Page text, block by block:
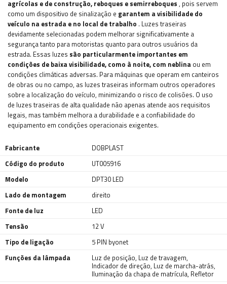
agrícolas e de construção, reboques e semirreboques , pois servem
como um dispositivo de sinalização e garantem a visibilidade do
veículo na estrada e no local de trabalho . Luzes traseiras
devidamente selecionadas podem melhorar significativamente a
segurança tanto para motoristas quanto para outros usuários da
estrada. Essas luzes são particularmente importantes em
condições de baixa visibilidade, como à noite, com neblina ou em
condições climáticas adversas. Para máquinas que operam em canteiros
de obras ou no campo, as luzes traseiras informam outros operadores
sobre a localização do veículo, minimizando o risco de colisões. O uso
de luzes traseiras de alta qualidade não apenas atende aos requisitos
legais, mas também melhora a durabilidade e a confiabilidade do
equipamento em condições operacionais exigentes.
Fabricante
DOBPLAST
Código do produto
UT005916
Modelo
DPT30 LED
Lado de montagem
direito
Fonte de luz
LED
Tensão
12 V
Tipo de ligação
5 PIN byonet
Funções da lâmpada
Luz de posição, Luz de travagem,
Indicador de direção, Luz de marcha-atrás,
Iluminação da chapa de matrícula, Refletor